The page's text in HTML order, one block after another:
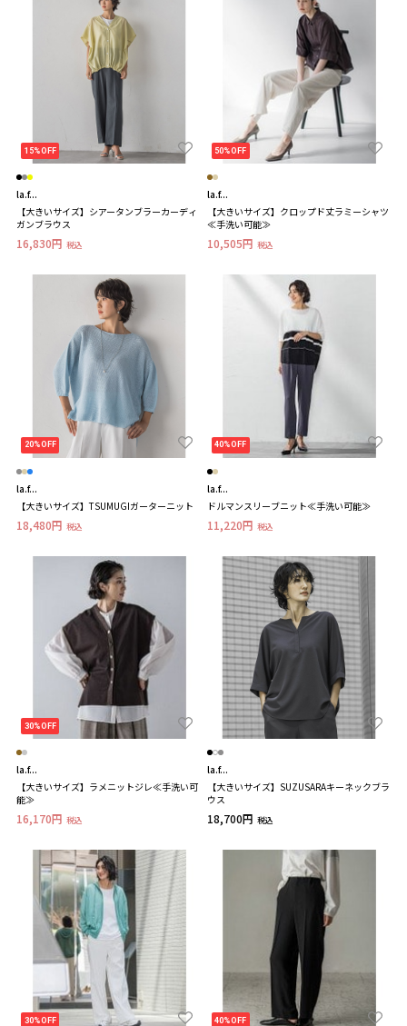
15%OFF
la.f...
【大きいサイズ】シアータンブラーカーディ
ガンブラウス
16,830円 税込
50%OFF
la.f...
【大きいサイズ】クロップド丈ラミーシャツ
≪手洗い可能≫
10,505円 税込
20%OFF
la.f...
【大きいサイズ】TSUMUGIガーターニット
18,480円 税込
40%OFF
la.f...
ドルマンスリーブニット≪手洗い可能≫
11,220円 税込
30%OFF
la.f...
【大きいサイズ】ラメニットジレ≪手洗い可
能≫
16,170円 税込
la.f...
【大きいサイズ】SUZUSARAキーネックブラ
ウス
18,700円 税込
30%OFF 40%OFF